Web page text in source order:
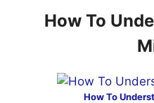
How To
How To